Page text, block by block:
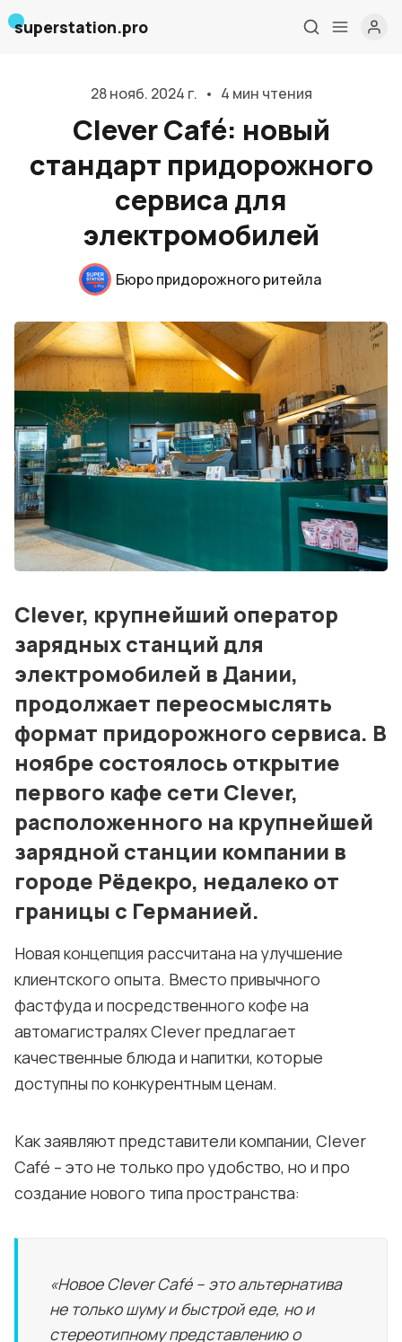
Главная
Дизайн и проектирование
Консалтинг и обучение
Лучшие АЗС мира
Мнения
Видео
Подписка
Условия использования материалов
Политика конфиденциальности и cookie
superstation.pro
28 нояб. 2024 г. • 4 мин чтения
Clever Café: новый
стандарт придорожного
сервиса для
электромобилей
Бюро придорожного ритейла
Clever, крупнейший оператор
зарядных станций для
электромобилей в Дании,
продолжает переосмыслять
формат придорожного сервиса. В
ноябре состоялось открытие
первого кафе сети Clever,
расположенного на крупнейшей
зарядной станции компании в
городе Рёдекро, недалеко от
границы с Германией.
Новая концепция рассчитана на улучшение
клиентского опыта. Вместо привычного
фастфуда и посредственного кофе на
автомагистралях Clever предлагает
качественные блюда и напитки, которые
доступны по конкурентным ценам.
Как заявляют представители компании, Clever
Café – это не только про удобство, но и про
создание нового типа пространства:
«Новое Clever Café – это альтернатива
не только шуму и быстрой еде, но и
стереотипному представлению о